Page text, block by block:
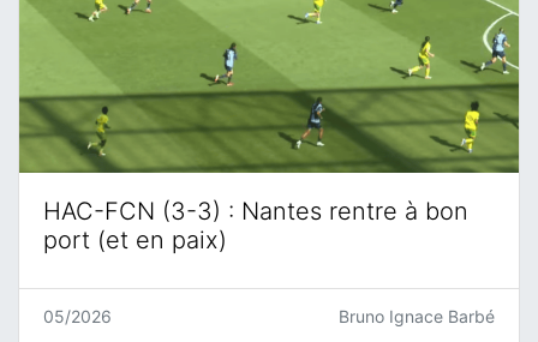
HAC-FCN (3-3) : Nantes rentre à bon
port (et en paix)
05/2026 Bruno Ignace Barbé